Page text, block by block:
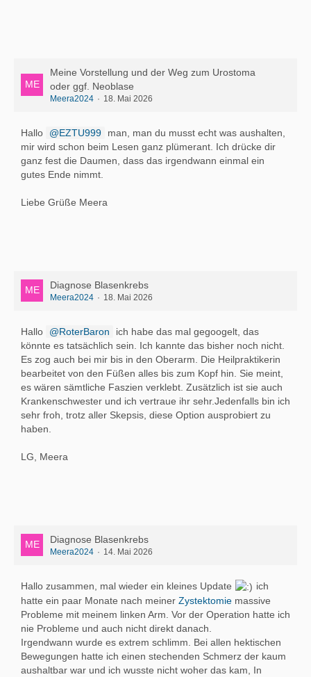
Meine Vorstellung und der Weg zum Urostoma
oder ggf. Neoblase
Meera2024 18. Mai 2026
Hallo EZTU999
man, man du musst echt was aushalten,
mir wird schon beim Lesen ganz plümerant. Ich drücke dir
ganz fest die Daumen, dass das irgendwann einmal ein
gutes Ende nimmt.
Liebe Grüße Meera
Diagnose Blasenkrebs
Meera2024 18. Mai 2026
Hallo RoterBaron
ich habe das mal gegoogelt, das
könnte es tatsächlich sein. Ich kannte das bisher noch nicht.
Es zog auch bei mir bis in den Oberarm. Die Heilpraktikerin
bearbeitet von den Füßen alles bis zum Kopf hin. Sie meint,
es wären sämtliche Faszien verklebt. Zusätzlich ist sie auch
Krankenschwester und ich vertraue ihr sehr.Jedenfalls bin ich
sehr froh, trotz aller Skepsis, diese Option ausprobiert zu
haben.
LG, Meera
Diagnose Blasenkrebs
Meera2024 14. Mai 2026
Hallo zusammen, mal wieder ein kleines Update
ich
hatte ein paar Monate nach meiner Zystektomie massive
Probleme mit meinem linken Arm. Vor der Operation hatte ich
nie Probleme und auch nicht direkt danach.
Irgendwann wurde es extrem schlimm. Bei allen hektischen
Bewegungen hatte ich einen stechenden Schmerz der kaum
aushaltbar war und ich wusste nicht woher das kam, In